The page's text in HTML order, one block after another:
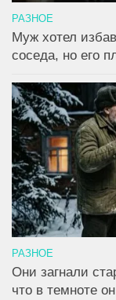
РАЗНОЕ
Муж хотел
соседа, но его
РАЗНОЕ
Они загнали
что в темноте